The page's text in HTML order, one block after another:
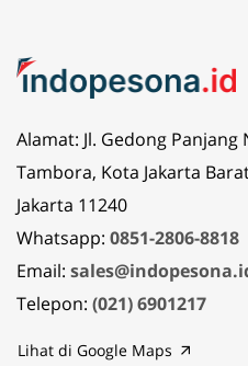
Alamat: Jl. Gedong Panjang
Tambora, Kota Jakarta
Jakarta 11240
Whatsapp: 0851-2806-8818
Email:
Telepon: (021) 6901217
Lihat di Google Maps